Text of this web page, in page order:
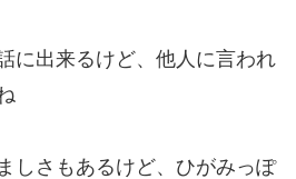
に出来るけど、他人に言われ
しさもあるけど、ひがみっぽ